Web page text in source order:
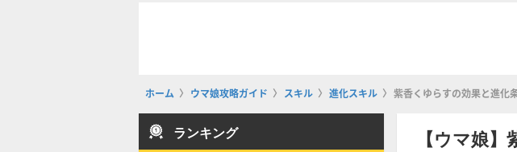
ホーム ウマ娘攻略ガイド スキル 進化スキル 紫香くゆらすの効果と進化
【ウマ娘
ランキング